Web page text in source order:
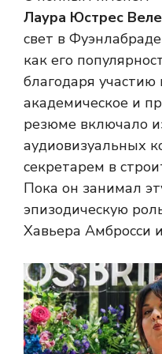
Лаура Юстрес
свет в
как его
благодаря участию
академическое и
резюме включало
аудиовизуальных
секретарем в
Пока он занимал
эпизодическую
Хавьера Амбросси